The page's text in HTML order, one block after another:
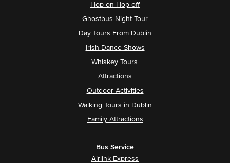
Hop-on Hop-off
Ghostbus Night Tour
Day Tours From Dublin
Irish Dance Shows
Whiskey Tours
Attractions
Outdoor Activities
Walking Tours in Dublin
Family Attractions
Bus Service
Airlink Express